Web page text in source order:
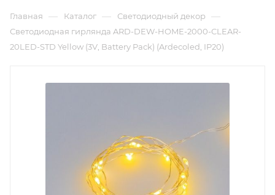
Главная — Каталог — Светодиодный декор —
Светодиодная гирлянда ARD-DEW-HOME-2000-CLEAR-
20LED-STD Yellow (3V, Battery Pack) (Ardecoled, IP20)